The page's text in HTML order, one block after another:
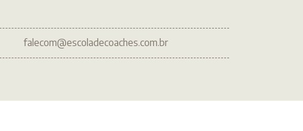
falecom@escoladecoaches.com.br